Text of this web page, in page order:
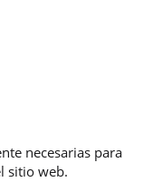
necesarias para
sitio web.